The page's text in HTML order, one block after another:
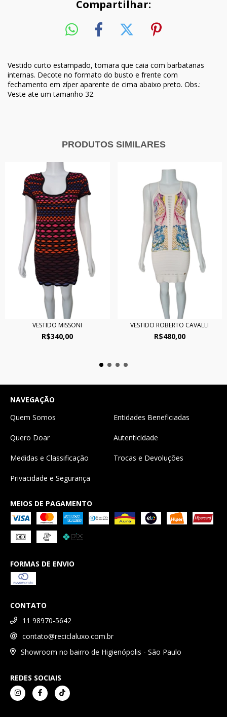
Compartilhar:
Vestido curto estampado, tomara que caia com barbatanas
internas. Decote no formato do busto e frente com
fechamento em zíper aparente de cima abaixo preto. Obs.:
Veste ate um tamanho 32.
PRODUTOS SIMILARES
VESTIDO MISSONI
R$340,00
VESTIDO ROBERTO CAVALLI
R$480,00
NAVEGAÇÃO
Quem Somos
Entidades Beneficiadas
Quero Doar Autenticidade
Medidas e Classificação Trocas e Devoluções
Privacidade e Segurança
MEIOS DE PAGAMENTO
FORMAS DE ENVIO
CONTATO
11 98970-5642
contato@reciclaluxo.com.br
Showroom no bairro de Higienópolis - São Paulo
REDES SOCIAIS